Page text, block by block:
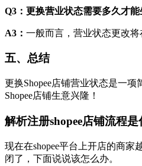
Q3：更换营业状态需要多久才能
A3： 一般而言，营业状态更改将
五、总结
更换Shopee店铺营业状态是一
Shopee店铺生意兴隆！
解析注册shopee店铺流程
现在在shopee平台上开店的商家
闭了，下面说说该怎么办。